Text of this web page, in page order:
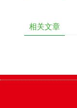
相关文章